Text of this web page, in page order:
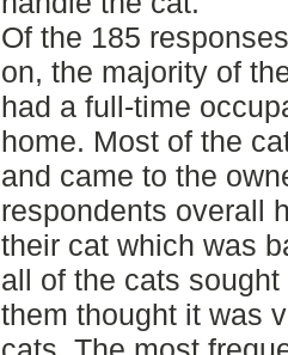
Of the 185
on, the majority of
had a full-time
home. Most of the
and came to the
respondents overall
their cat which was
all of the cats
them thought it was